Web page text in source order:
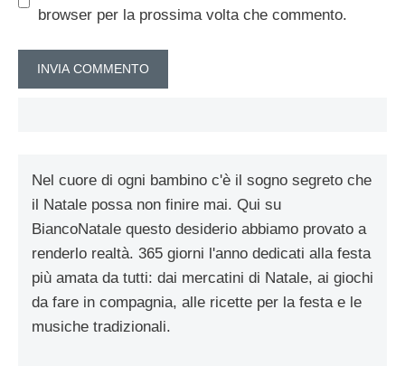
browser per la prossima volta che commento.
Nel cuore di ogni bambino c'è il sogno segreto che
il Natale possa non finire mai. Qui su
BiancoNatale questo desiderio abbiamo provato a
renderlo realtà. 365 giorni l'anno dedicati alla festa
più amata da tutti: dai mercatini di Natale, ai giochi
da fare in compagnia, alle ricette per la festa e le
musiche tradizionali.